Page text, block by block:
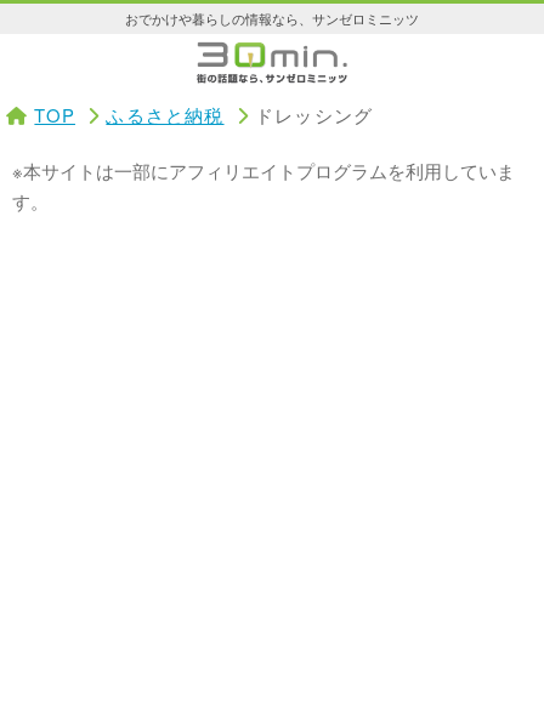
おでかけや暮らしの情報なら、サンゼロミニッツ
TOP ふるさと納税 ドレッシング
※本サイトは一部にアフィリエイトプログラムを利用していま
す。